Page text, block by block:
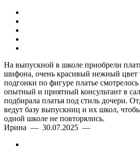
На выпускной в школе приобрели
шифона, очень красивый нежный
подгонки по фигуре платье
опытный и приятный консультант в
подбирала платья под стиль дочери.
ведут базу выпускниц и их школ,
одной школе не повторялись.
Ирина — 30.07.2025 —